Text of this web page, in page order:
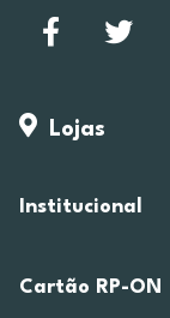
Lojas
Institucional
Cartão RP-ON